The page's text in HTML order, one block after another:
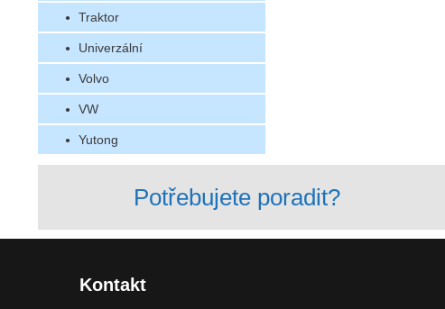
Traktor
Univerzální
Volvo
VW
Yutong
Potřebujete poradit?
Kontakt